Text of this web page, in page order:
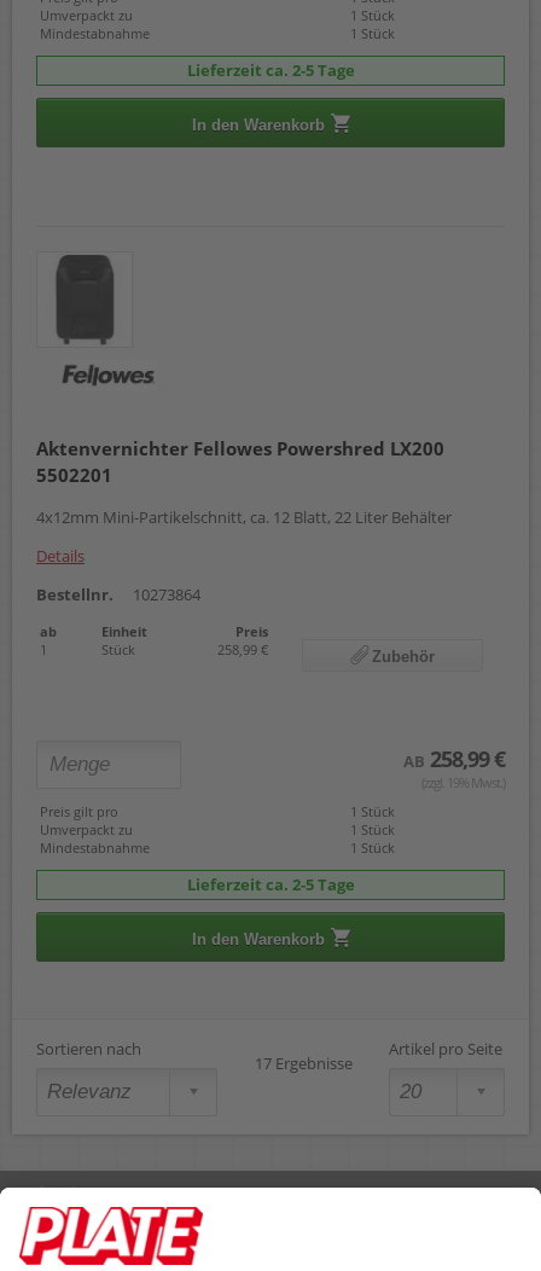
Umverpackt zu
1 Stück
Mindestabnahme
1 Stück
Lieferzeit ca. 2-5 Tage
In den Warenkorb
Aktenvernichter Fellowes Powershred LX200
5502201
4x12mm Mini-Partikelschnitt, ca. 12 Blatt, 22 Liter Behälter
Details
Bestellnr.
10273864
ab Einheit
Preis
1
Stück 258,99 € Zubehör
AB 258,99 €
(zzgl. 19% Mwst.)
Preis gilt pro
1 Stück
Umverpackt zu
1 Stück
Mindestabnahme
1 Stück
Lieferzeit ca. 2-5 Tage
In den Warenkorb
Sortieren nach
17 Ergebnisse
Artikel pro Seite
Rufen Sie uns an 04298 401-0
Lieferbedingungen Impressum